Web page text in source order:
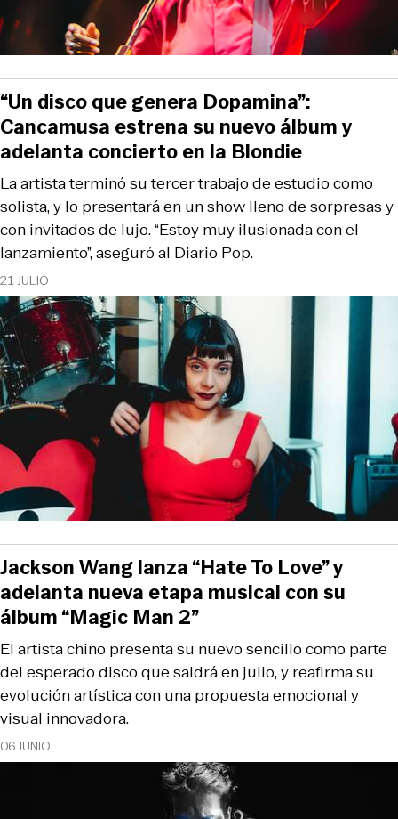
21 JULIO
La artista terminó su tercer trabajo de estudio como
solista, y lo presentará en un show lleno de sorpresas y
con invitados de lujo. “Estoy muy ilusionada con el
lanzamiento”, aseguró al Diario Pop.
“Un disco que genera Dopamina”:
Cancamusa estrena su nuevo álbum y
adelanta concierto en la Blondie
06 JUNIO
El artista chino presenta su nuevo sencillo como parte
del esperado disco que saldrá en julio, y reafirma su
evolución artística con una propuesta emocional y
visual innovadora.
Jackson Wang lanza “Hate To Love” y
adelanta nueva etapa musical con su
álbum “Magic Man 2”